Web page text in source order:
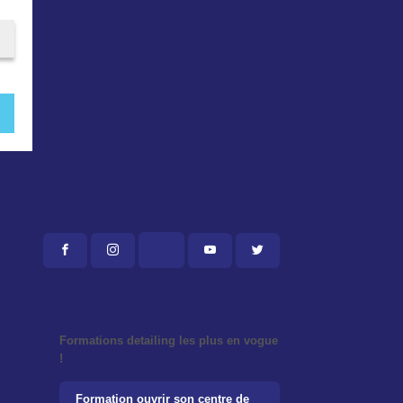
Formations detailing les plus en vogue
!
Formation ouvrir son centre de